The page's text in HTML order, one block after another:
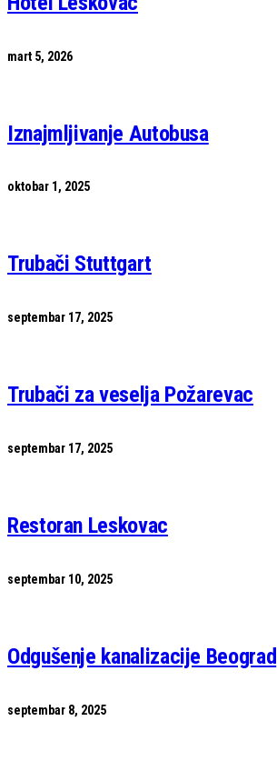
mart 5, 2026
Iznajmljivanje Autobusa
oktobar 1, 2025
Trubači Stuttgart
septembar 17, 2025
Trubači za veselja Požarevac
septembar 17, 2025
Restoran Leskovac
septembar 10, 2025
Odgušenje kanalizacije Beograd
septembar 8, 2025